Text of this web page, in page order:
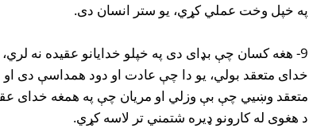
په خپل وخت عملي کړي، یو ستر انسان دی.
9- هغه کسان چې بډای دی په خپلو خدایانو عقیده نه
خدای متعقد بولي، یو دا چې عادت او دود همداسې دی او
متعقد وښیي چې بې وزلي او مریان چې په همغه خدای
د هغوی له کارونو ډیره شتمني تر لاسه کړي.